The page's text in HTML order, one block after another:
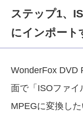
ステップ1、
にインポート
WonderFox DVD
面で「ISOファイ
MPEGに変換し